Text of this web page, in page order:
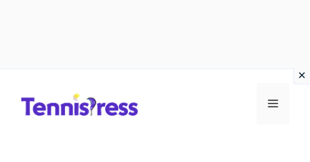
MENU